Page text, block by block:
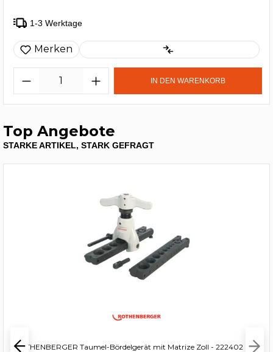
1-3 Werktage
Merken
IN DEN WARENKORB
Top Angebote
STARKE ARTIKEL, STARK GEFRAGT
ROTHENBERGER Taumel-Bördelgerät mit Matrize Zoll - 222402